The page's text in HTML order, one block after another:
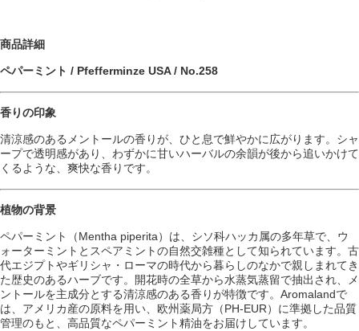
商品詳細
ペパーミント / Pfefferminze USA / No.258
香りの印象
清涼感のあるメントールの香りが、ひと息で鮮やかに広がります。シャ
ープで透明感があり、わずかに甘いハーバルの余韻が後から追いかけて
くるような、爽快な香りです。
植物の背景
ペパーミント（Mentha piperita）は、シソ科ハッカ属の多年草で、ウ
ォーターミントとスペアミントの自然交雑種として知られています。古
代エジプトやギリシャ・ローマの時代から暮らしのなかで親しまれてき
た歴史のあるハーブです。開花時の全草から水蒸気蒸留で抽出され、メ
ントールを主成分とする清涼感のある香りが特徴です。Aromalandで
は、アメリカ産の原料を用い、欧州薬局方（PH-EUR）に準拠した品質
管理のもと、高品質なペパーミント精油をお届けしています。